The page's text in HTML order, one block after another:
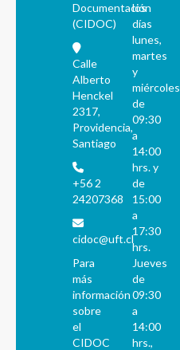
Documentación
(CIDOC)
Calle
Alberto
Henckel
2317,
Providencia,
Santiago
+56 2
24207368
cidoc@uft.cl
Para
más
información
sobre
el
CIDOC
los
días
lunes,
martes
y
miércoles
de
09:30
a
14:00
hrs. y
de
15:00
a
17:30
hrs.
Jueves
de
09:30
a
14:00
hrs.,